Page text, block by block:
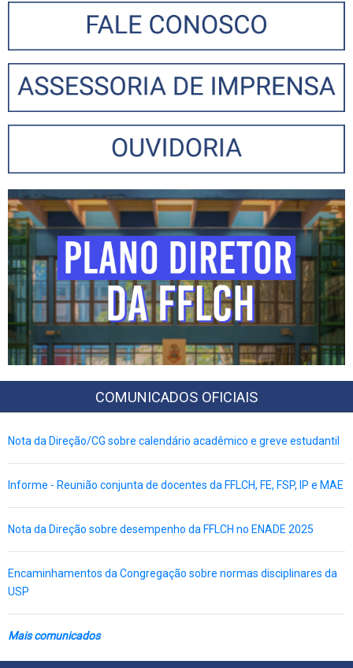
COMUNICADOS OFICIAIS
Nota da Direção/CG sobre calendário acadêmico e greve estudantil
Informe - Reunião conjunta de docentes da FFLCH, FE, FSP, IP e MAE
Nota da Direção sobre desempenho da FFLCH no ENADE 2025
Encaminhamentos da Congregação sobre normas disciplinares da
USP
Mais comunicados